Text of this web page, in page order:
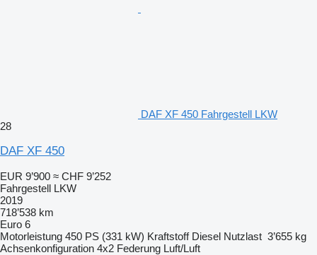
DAF XF 450 Fahrgestell LKW
28
DAF XF 450
EUR 9’900 ≈ CHF 9’252
Fahrgestell LKW
2019
718’538 km
Euro 6
Motorleistung 450 PS (331 kW) Kraftstoff Diesel Nutzlast 3’655 kg
Achsenkonfiguration 4x2 Federung Luft/Luft